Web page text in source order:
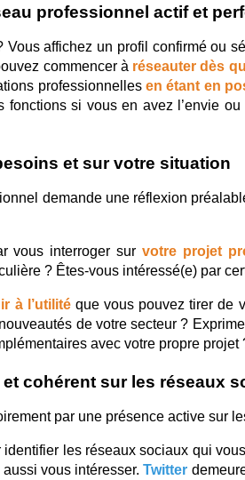
professionnel actif et
Vous affichez un profil confirmé ou
commencer à réseauter dès
professionnelles en étant en
fonctions si vous en avez l’envie
et sur votre situation
demande une réflexion
vous interroger sur votre projet
? Êtes-vous intéressé(e) par
à l’utilité que vous pouvez tirer de
de votre secteur ?
avec votre propre projet
cohérent sur les réseaux
par une présence active sur
les réseaux sociaux qui
aussi vous intéresser. Twitter